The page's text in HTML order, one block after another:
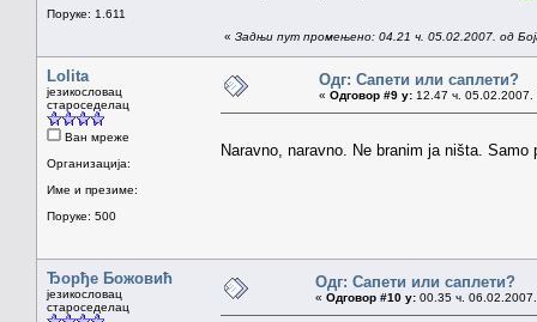
Поруке: 1.611
« Задњи пут промењено: 04.21 ч. 05.02.2007. од
Lolita
језикословац
староседелац
Ван мреже
Организација:
Име и презиме:
Поруке: 500
Одг: Сапети или саплети?
« Одговор #9 у: 12.47 ч. 05.02.2007.
Naravno, naravno. Ne branim ja ništa. Samo
Ђорђе Божовић
језикословац
староседелац
Одг: Сапети или саплети?
« Одговор #10 у: 00.35 ч.